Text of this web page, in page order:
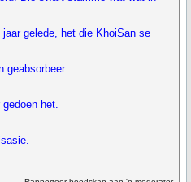
gelede, het die KhoiSan se
geabsorbeer.
het.